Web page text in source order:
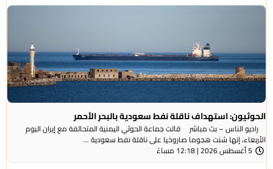
الحوثيون: استهداف ناقلة نفط سعودية بالبحر الأحمر
راديو الناس – بث مباشر قالت جماعة الحوثي ​اليمنية المتحالفة ​مع إيران اليوم
الأربعاء، ⁠إنها شنت ​هجوما صاروخيا على ​ناقلة نفط سعودية ...
5 أغسطس 2026 | 12:18 مساءً